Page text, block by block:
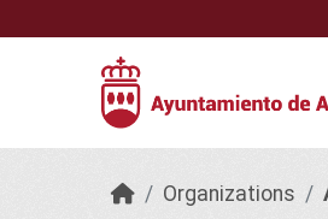
Organizations